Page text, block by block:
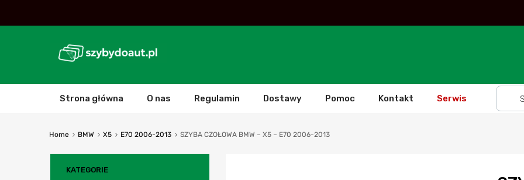
Strona główna O nas Regulamin Dostawy Pomoc Kontakt Serwis
Home BMW X5 E70 2006-2013 SZYBA CZOŁOWA BMW – X5 – E70 2006-2013
KATEGORIE